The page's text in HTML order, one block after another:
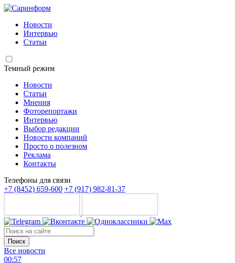
Новости
Интервью
Статьи
Темный режим
Новости
Статьи
Мнения
Фоторепортажи
Интервью
Выбор редакции
Новости компаний
Просто о полезном
Реклама
Контакты
Телефоны для связи
+7 (8452) 659-600 +7 (917) 982-81-37
Поиск
Все новости
00:57